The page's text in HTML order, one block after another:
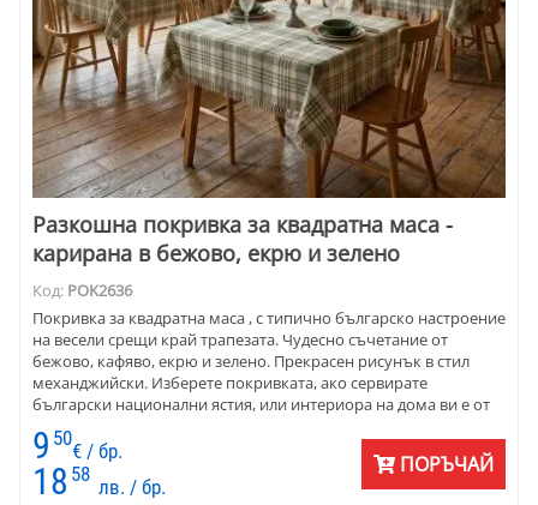
Разкошна покривка за квадратна маса -
карирана в бежово, екрю и зелено
Код: POK2636
Покривка за квадратна маса , с типично българско настроение
на весели срещи край трапезата. Чудесно съчетание от
бежово, кафяво, екрю и зелено. Прекрасен рисунък в стил
механджийски. Изберете покривката, ако сервирате
български национални ястия, или интериора на дома ви е от
масив. Подходяща е за всяка веранда. Покривката е
подходяща за заведения , кафене, бистро - особено в
планински селища, или тематично. Ушита е от плат, който се
поддържа лесно.
9 50
€ / бр.
18 58
лв. / бр.
ПОРЪЧАЙ